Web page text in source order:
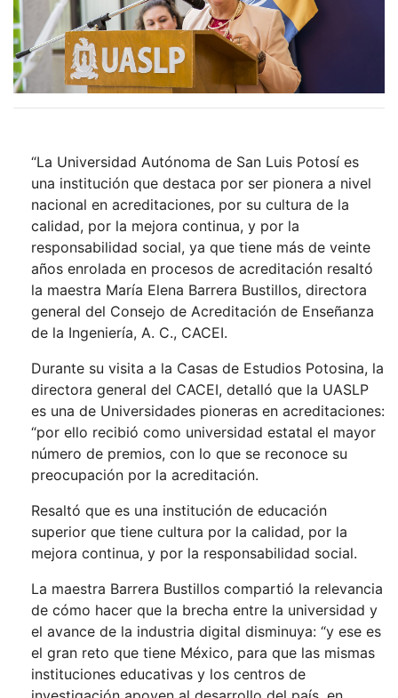
“La Universidad Autónoma de San Luis Potosí es
una institución que destaca por ser pionera a nivel
nacional en acreditaciones, por su cultura de la
calidad, por la mejora continua, y por la
responsabilidad social, ya que tiene más de veinte
años enrolada en procesos de acreditación resaltó
la maestra María Elena Barrera Bustillos, directora
general del Consejo de Acreditación de Enseñanza
de la Ingeniería, A. C., CACEI.
Durante su visita a la Casas de Estudios Potosina, la
directora general del CACEI, detalló que la UASLP
es una de Universidades pioneras en acreditaciones:
“por ello recibió como universidad estatal el mayor
número de premios, con lo que se reconoce su
preocupación por la acreditación.
Resaltó que es una institución de educación
superior que tiene cultura por la calidad, por la
mejora continua, y por la responsabilidad social.
La maestra Barrera Bustillos compartió la relevancia
de cómo hacer que la brecha entre la universidad y
el avance de la industria digital disminuya: “y ese es
el gran reto que tiene México, para que las mismas
instituciones educativas y los centros de